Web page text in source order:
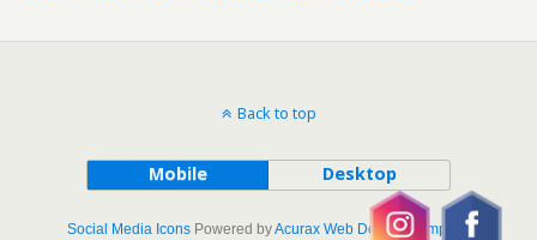
Back to top
Mobile Desktop
Social Media IconsPowered byAcurax Web Design Company